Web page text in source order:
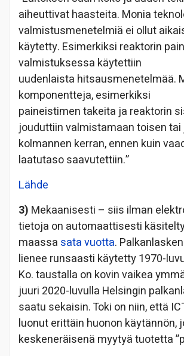
aiheuttivat haasteita. Monia
valmistusmenetelmiä ei ollut
käytetty. Esimerkiksi reaktorin
valmistuksessa käytettiin
uudenlaista hitsausmenetelmää.
komponentteja, esimerkiksi
paineistimen takeita ja reaktorin
jouduttiin valmistamaan toisen tai
kolmannen kerran, ennen kuin
laatutaso saavutettiin.”
Lähde
3) Mekaanisesti – siis ilman
tietoja on automaattisesti
maassa sata vuotta.
lienee runsaasti käytetty 1970-
Ko. taustalla on kovin vaikea
juuri 2020-luvulla Helsingin
saatu sekaisin. Toki on niin, että
luonut erittäin huonon käytännön,
keskeneräisenä myytyä tuotetta